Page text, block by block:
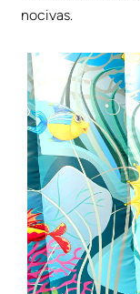
nocivas.